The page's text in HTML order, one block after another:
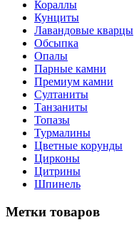
Кораллы
Кунциты
Лавандовые кварцы
Обсыпка
Опалы
Парные камни
Премиум камни
Султаниты
Танзаниты
Топазы
Турмалины
Цветные корунды
Цирконы
Цитрины
Шпинель
Метки товаров